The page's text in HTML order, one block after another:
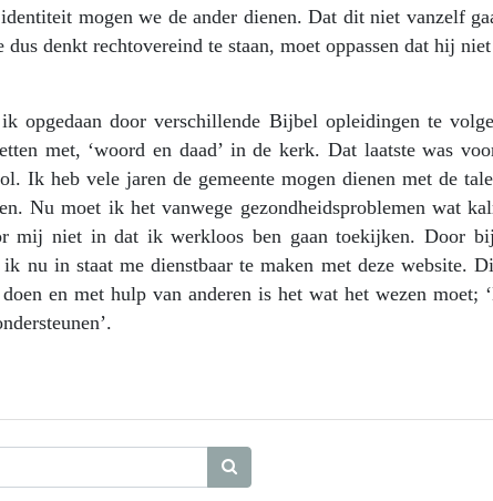
mogen we de ander dienen. Dat dit niet vanzelf
dus denkt rechtovereind te staan, moet oppassen dat hij
opgedaan door verschillende Bijbel opleidingen te
met, ‘woord en daad’ in de kerk. Dat laatste was
Ik heb vele jaren de gemeente mogen dienen met de
Nu moet ik het vanwege gezondheidsproblemen wat
mij niet in dat ik werkloos ben gaan toekijken. Door
ik nu in staat me dienstbaar te maken met deze website.
en met hulp van anderen is het wat het wezen moet;